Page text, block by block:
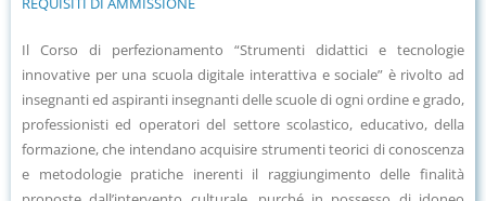
Il Corso di perfezionamento “Strumenti didattici e tecnologie
innovative per una scuola digitale interattiva e sociale” è rivolto ad
insegnanti ed aspiranti insegnanti delle scuole di ogni ordine e grado,
professionisti ed operatori del settore scolastico, educativo, della
formazione, che intendano acquisire strumenti teorici di conoscenza
e metodologie pratiche inerenti il raggiungimento delle finalità